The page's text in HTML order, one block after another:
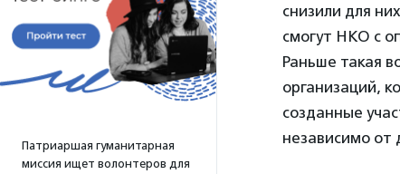
Патриаршая гуманитарная
миссия ищет волонтеров для
снизили для
смогут НКО с
Раньше такая
организаций,
созданные
независимо от